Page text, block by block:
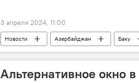
3 апреля 2024, 11:00
Новости Азербайджан Баку
Происшествия в Азербайджане
Альтернативное окно